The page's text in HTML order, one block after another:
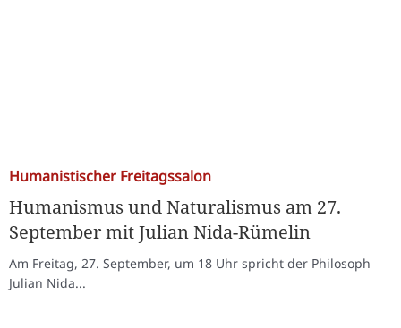
Humanistischer Freitagssalon
Humanismus und Naturalismus am 27.
September mit Julian Nida-Rümelin
Am Freitag, 27. September, um 18 Uhr spricht der Philosoph
Julian Nida...